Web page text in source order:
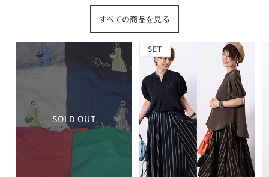
すべての商品を見る
SOLD OUT
SET